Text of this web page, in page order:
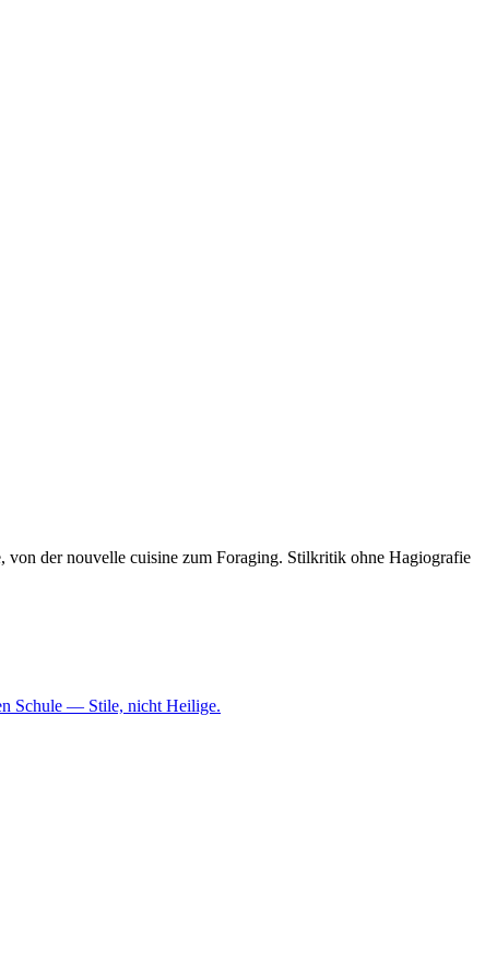
von der nouvelle cuisine zum Foraging. Stilkritik ohne Hagiografie
Schule — Stile, nicht Heilige.